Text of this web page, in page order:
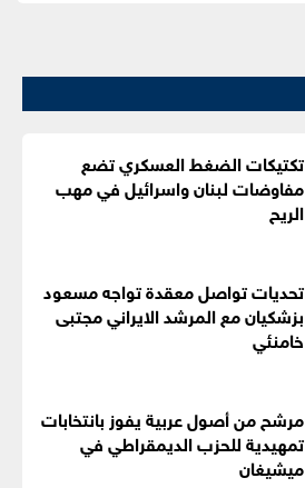
تكتيكات الضغط العسكري تضع
مفاوضات لبنان واسرائيل في مهب
الريح
تحديات تواصل معقدة تواجه مسعود
بزشكيان مع المرشد الايراني مجتبى
خامنئي
مرشح من أصول عربية يفوز بانتخابات
تمهيدية للحزب الديمقراطي في
ميشيغان